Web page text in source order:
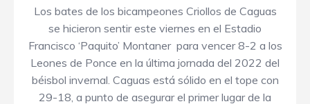
Los bates de los bicampeones Criollos de Caguas
se hicieron sentir este viernes en el Estadio
Francisco ‘Paquito’ Montaner para vencer 8-2 a los
Leones de Ponce en la última jornada del 2022 del
béisbol invernal. Caguas está sólido en el tope con
29-18, a punto de asegurar el primer lugar de la